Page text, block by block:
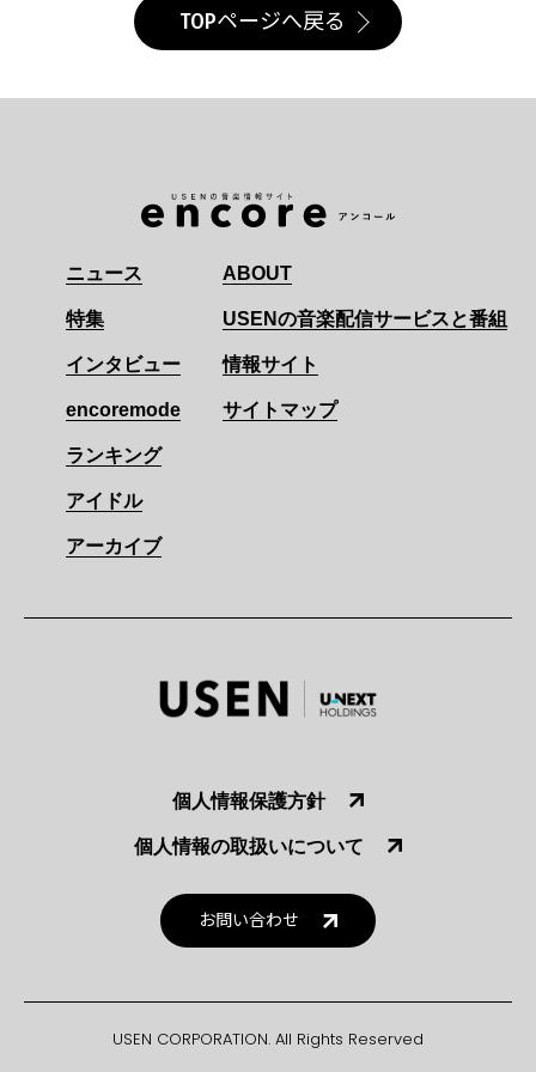
TOPページへ戻る
ニュース
特集
インタビュー
encoremode
ランキング
アイドル
アーカイブ
ABOUT
USENの音楽配信サービスと番組
情報サイト
サイトマップ
個人情報保護方針
個人情報の取扱いについて
お問い合わせ
USEN CORPORATION. All Rights Reserved